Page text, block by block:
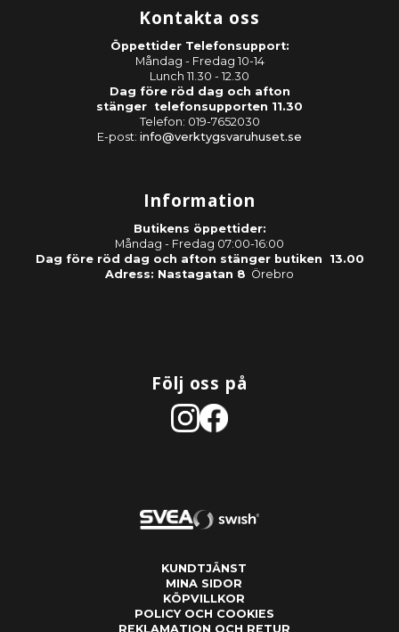
Kontakta oss
Öppettider Telefonsupport:
Måndag - Fredag 10-14
Lunch 11.30 - 12.30
Dag före röd dag och afton
stänger telefonsupporten 11.30
Telefon: 019-7652030
E-post: info@verktygsvaruhuset.se
Information
Butikens öppettider:
Måndag - Fredag 07:00-16:00
Dag före röd dag och afton stänger butiken 13.00
Adress: Nastagatan 8 Örebro
Följ oss på
KUNDTJÄNST
MINA SIDOR
KÖPVILLKOR
POLICY OCH COOKIES
REKLAMATION OCH RETUR